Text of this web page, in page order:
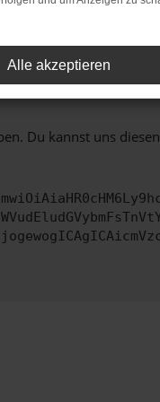
mehr unterstützt
Du kannst uns
Alle akzeptieren